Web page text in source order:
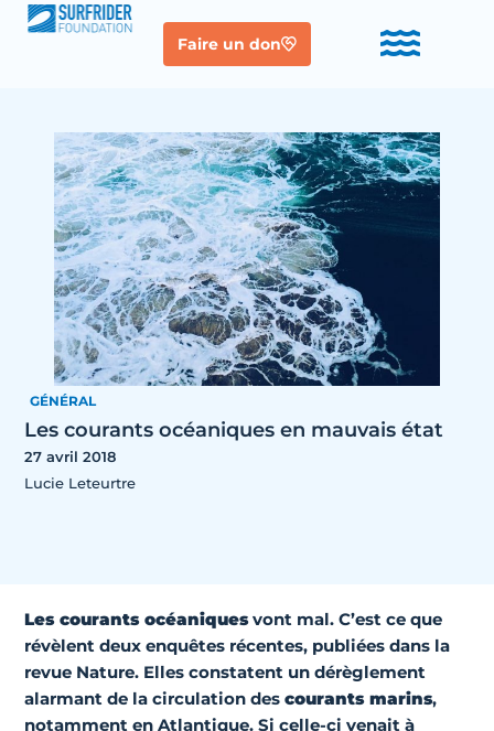
Faire un don
GÉNÉRAL
Les courants océaniques en mauvais état
27 avril 2018
Lucie Leteurtre
Les courants océaniquesvont mal. C’est ce que
révèlent deuxenquêtes récentes, publiées dans la
revue Nature. Elles constatent un dérèglement
alarmant de la circulation descourants marins,
notamment en Atlantique. Si celle-ci venait à